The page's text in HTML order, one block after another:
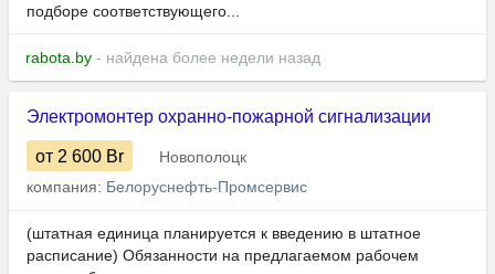
подборе соответствующего...
rabota.by - найдена более недели назад
Электромонтер охранно-пожарной сигнализации
от 2 600 Br
Новополоцк
компания: Белоруснефть-Промсервис
(штатная единица планируется к введению в штатное
расписание) Обязанности на предлагаемом рабочем